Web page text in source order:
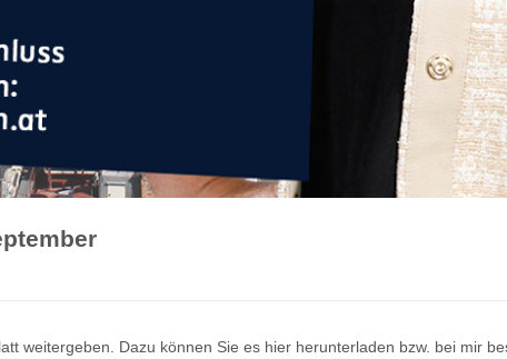
weitergeben. Dazu können Sie es hier herunterladen bzw. bei mir